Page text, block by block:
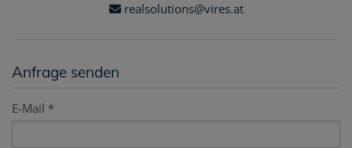
realsolutions@vires.at
Anfrage senden
E-Mail